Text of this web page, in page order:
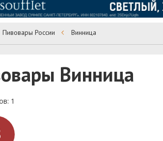
Пивовары России Винница
Винница
1